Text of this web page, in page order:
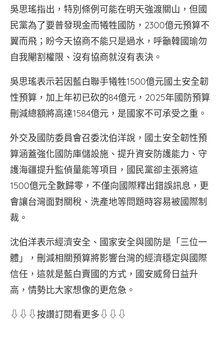
吳思瑤指出，特別條例可能在明天強渡關山，但國
民黨為了要普發現金而犧牲國防，2300億元預算不
翼而飛；盼今天協商不能只是過水，呼籲韓國瑜勿
自我閹割權限、沒有協商就沒有表決。
吳思瑤表示若因藍白聯手犧牲1500億元國土安全韌
性預算，加上年初已砍的84億元，2025年國防預算
刪減總額將高達1584億元，是國家不可承受之重。
外交及國防委員會召委沈伯洋說，國土安全韌性預
算涵蓋強化國防庫儲設施、提升資安防護能力、守
護海疆提升監偵量能等項目，國民黨卻主張將這
1500億元全數歸零，不僅向國際釋出錯誤訊息，更
會讓台灣面對關稅、洗產地等問題時容易被國際制
裁。
沈伯洋表示經濟安全、國家安全與國防是「三位一
體」，刪減相關預算將影響台灣的經濟穩定與國際
信任，這就是藍白賣國的方式，國安威脅日益升
高，情勢比大家想像的更危急。
⇩⇩⇩按讚訂閱看更多⇩⇩⇩